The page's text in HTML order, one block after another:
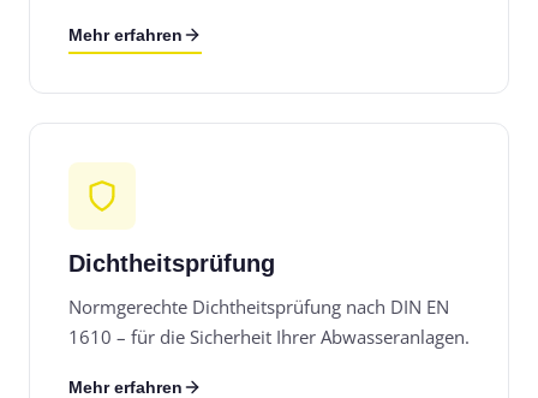
Mehr erfahren
Dichtheitsprüfung
Normgerechte Dichtheitsprüfung nach DIN EN
1610 – für die Sicherheit Ihrer Abwasseranlagen.
Mehr erfahren